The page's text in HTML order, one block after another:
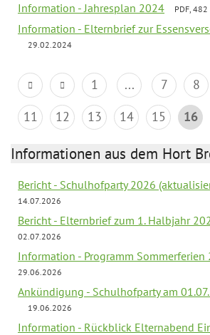
Information - Jahresplan 2024 PDF, 482
Information - Elternbrief zur
29.02.2024
1 ... 7 8
11
12 13 14 15 16
Informationen aus dem Hort
Bericht - Schulhofparty 2026
14.07.2026
Bericht - Elternbrief zum 1. Halbjahr
02.07.2026
Information - Programm Sommerferien
29.06.2026
Ankündigung - Schulhofparty am
19.06.2026
Information - Rückblick Elternabend